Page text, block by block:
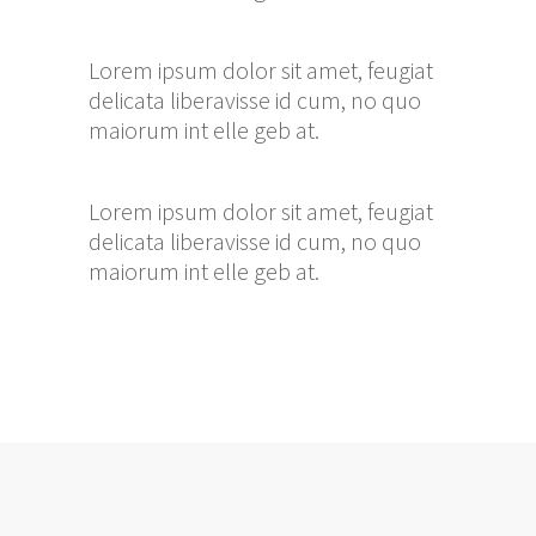
Lorem ipsum dolor sit amet, feugiat
delicata liberavisse id cum, no quo
maiorum int elle geb at.
Lorem ipsum dolor sit amet, feugiat
delicata liberavisse id cum, no quo
maiorum int elle geb at.